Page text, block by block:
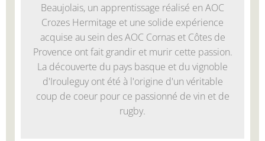
Beaujolais, un apprentissage réalisé en AOC
Crozes Hermitage et une solide expérience
acquise au sein des AOC Cornas et Côtes de
Provence ont fait grandir et murir cette passion.
La découverte du pays basque et du vignoble
d'Irouleguy ont été à l'origine d'un véritable
coup de coeur pour ce passionné de vin et de
rugby.